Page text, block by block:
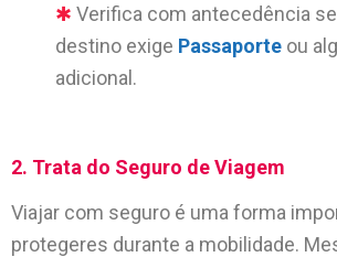
Verifica com antecedência
destino exige Passaporte ou
adicional.
2. Trata do Seguro de Viagem
Viajar com seguro é uma forma
protegeres durante a mobilidade.